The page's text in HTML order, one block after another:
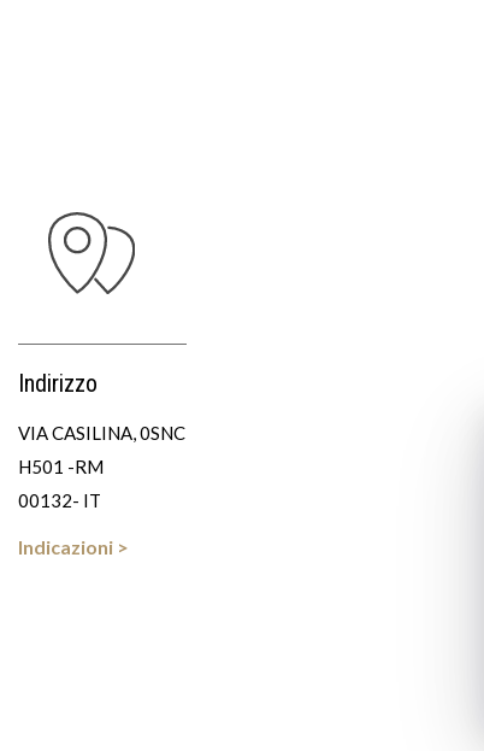
Indirizzo
VIA CASILINA, 0SNC
H501 -RM
00132- IT
Indicazioni >